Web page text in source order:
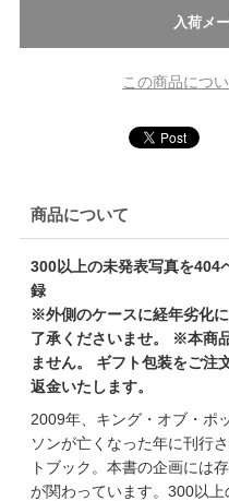
この商品につ
商品について
300以上の未発表写真を404
録
※外側のケースに経年劣化
了承くださいませ。 ※本商
ません。 ギフト包装をご注
返金いたします。
2009年、キング・オブ・ポ
ソンが亡くなった年に刊行
トブック。本書の企画には
が関わっています。300以